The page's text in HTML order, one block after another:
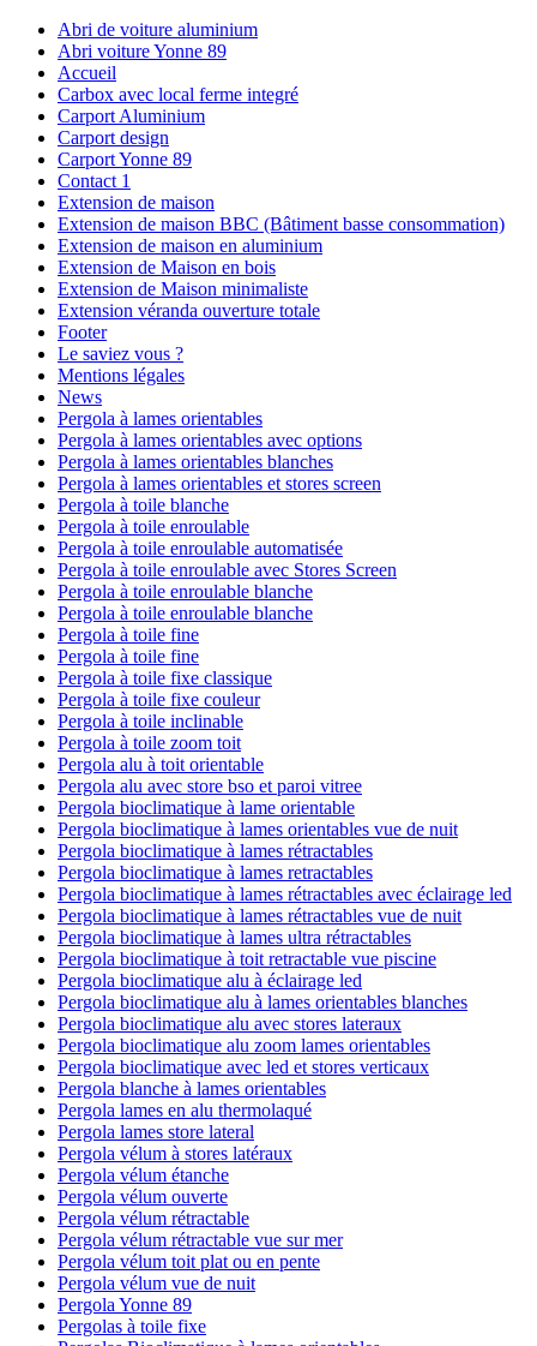
Abri de voiture aluminium
Abri voiture Yonne 89
Accueil
Carbox avec local ferme integré
Carport Aluminium
Carport design
Carport Yonne 89
Contact 1
Extension de maison
Extension de maison BBC (Bâtiment basse consommation)
Extension de maison en aluminium
Extension de Maison en bois
Extension de Maison minimaliste
Extension véranda ouverture totale
Footer
Le saviez vous ?
Mentions légales
News
Pergola à lames orientables
Pergola à lames orientables avec options
Pergola à lames orientables blanches
Pergola à lames orientables et stores screen
Pergola à toile blanche
Pergola à toile enroulable
Pergola à toile enroulable automatisée
Pergola à toile enroulable avec Stores Screen
Pergola à toile enroulable blanche
Pergola à toile enroulable blanche
Pergola à toile fine
Pergola à toile fine
Pergola à toile fixe classique
Pergola à toile fixe couleur
Pergola à toile inclinable
Pergola à toile zoom toit
Pergola alu à toit orientable
Pergola alu avec store bso et paroi vitree
Pergola bioclimatique à lame orientable
Pergola bioclimatique à lames orientables vue de nuit
Pergola bioclimatique à lames rétractables
Pergola bioclimatique à lames retractables
Pergola bioclimatique à lames rétractables avec éclairage led
Pergola bioclimatique à lames rétractables vue de nuit
Pergola bioclimatique à lames ultra rétractables
Pergola bioclimatique à toit retractable vue piscine
Pergola bioclimatique alu à éclairage led
Pergola bioclimatique alu à lames orientables blanches
Pergola bioclimatique alu avec stores lateraux
Pergola bioclimatique alu zoom lames orientables
Pergola bioclimatique avec led et stores verticaux
Pergola blanche à lames orientables
Pergola lames en alu thermolaqué
Pergola lames store lateral
Pergola vélum à stores latéraux
Pergola vélum étanche
Pergola vélum ouverte
Pergola vélum rétractable
Pergola vélum rétractable vue sur mer
Pergola vélum toit plat ou en pente
Pergola vélum vue de nuit
Pergola Yonne 89
Pergolas à toile fixe